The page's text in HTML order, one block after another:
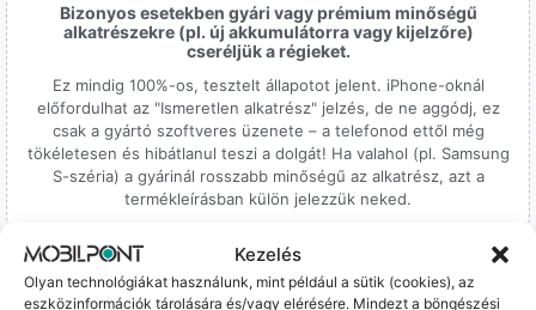
Kezelés
Olyan technológiákat használunk, mint például a sütik (cookies), az
eszközinformációk tárolására és/vagy elérésére. Mindezt a böngészési
Bizonyos esetekben gyári vagy prémium minőségű
alkatrészekre (pl. új akkumulátorra vagy kijelzőre)
cseréljük a régieket.
Ez mindig 100%-os, tesztelt állapotot jelent. iPhone-oknál
előfordulhat az "Ismeretlen alkatrész" jelzés, de ne aggódj, ez
csak a gyártó szoftveres üzenete – a telefonod ettől még
tökéletesen és hibátlanul teszi a dolgát! Ha valahol (pl. Samsung
S-széria) a gyárinál rosszabb minőségű az alkatrész, azt a
termékleírásban külön jelezzük neked.